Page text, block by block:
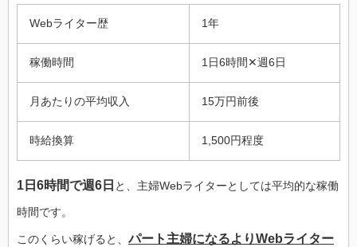
Webライター歴 1年
稼働時間 1日6時間✕週6日
月あたりの平均収入 15万円前後
時給換算 1,500円程度
1日6時間で週6日 と、主婦Webライターとしては平均的な稼働
時間です。
このくらい稼げると、パート主婦になるよりWebライター